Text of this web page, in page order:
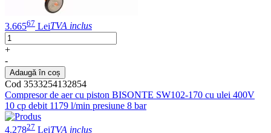
3.66567 LeiTVA inclus
+
-
Adaugă în coș
Cod 3533254132854
Compresor de aer cu piston BISONTE SW102-170 cu ulei 400V
10 cp debit 1179 l/min presiune 8 bar
4.27827 LeiTVA inclus